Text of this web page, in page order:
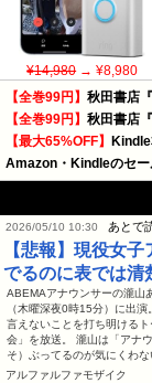
¥14,980→ ¥8,980
【全巻99円】 秋田書店
【全巻99円】 秋田書店
【最大65%OFF】
Amazon・Kindleのセー
2026/05/10 10:30 あとで
【悲報】現役女
でるのに表では清
ABEMAアナウンサーの瀧山
（木曜深夜0時15分）に出
言えないことを打ち明ける
会」を放送。 瀧山は「アナ
そ）ぶってるのが気にくわ
アルファルファモザイク